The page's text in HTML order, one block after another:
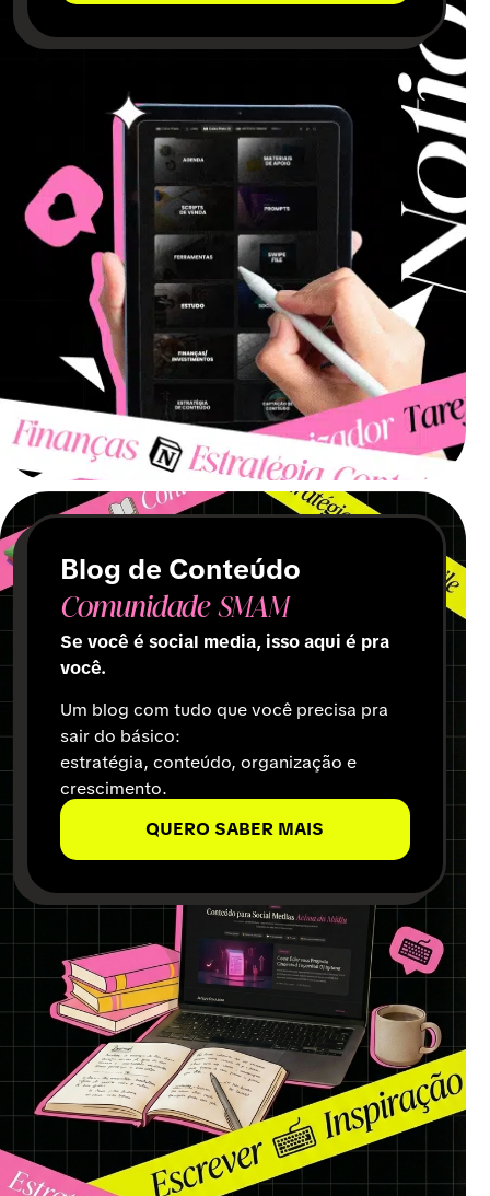
Blog de Conteúdo
Comunidade SMAM
Se você é social media, isso aqui é pra
você.
Um blog com tudo que você precisa pra
sair do básico:
estratégia, conteúdo, organização e
crescimento.
QUERO SABER MAIS